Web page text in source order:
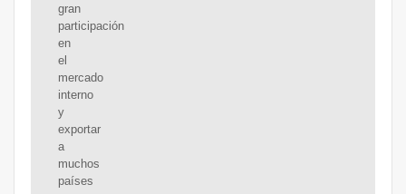
gran
participación
en
el
mercado
interno
y
exportar
a
muchos
países